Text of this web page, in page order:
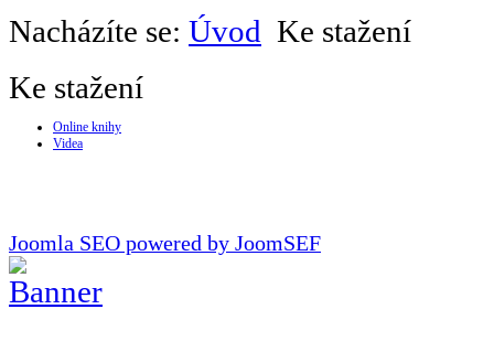
Nacházíte se: Úvod Ke stažení
Ke stažení
Online knihy
Videa
Joomla SEO powered by JoomSEF